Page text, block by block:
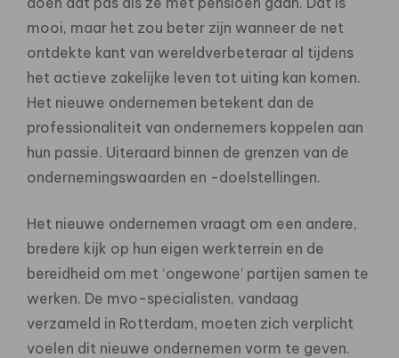
mooi, maar het zou beter zijn wanneer de net
ontdekte kant van wereldverbeteraar al tijdens
het actieve zakelijke leven tot uiting kan komen.
Het nieuwe ondernemen betekent dan de
professionaliteit van ondernemers koppelen aan
hun passie. Uiteraard binnen de grenzen van de
ondernemingswaarden en -doelstellingen.
Het nieuwe ondernemen vraagt om een andere,
bredere kijk op hun eigen werkterrein en de
bereidheid om met ‘ongewone’ partijen samen te
werken. De mvo-specialisten, vandaag
verzameld in Rotterdam, moeten zich verplicht
voelen dit nieuwe ondernemen vorm te geven.